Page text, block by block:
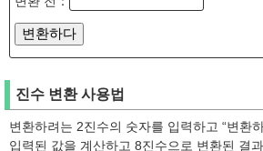
진수 변환 사용법
변환하려는 2진수의 숫자를 입력하고 “변환
입력된 값을 계산하고 8진수으로 변환된 결